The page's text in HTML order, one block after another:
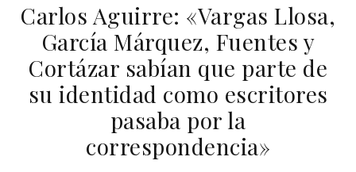
Carlos Aguirre: «Vargas Llosa,
García Márquez, Fuentes y
Cortázar sabían que parte de
su identidad como escritores
pasaba por la
correspondencia»